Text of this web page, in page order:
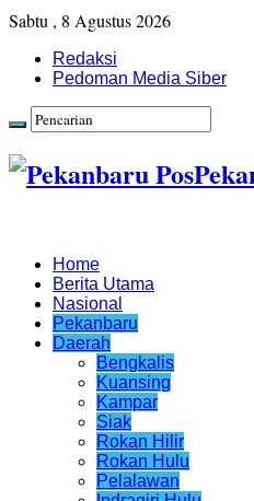
Sabtu , 8 Agustus 2026
Redaksi
Pedoman Media Siber
Home
Berita Utama
Nasional
Pekanbaru
Daerah
Bengkalis
Kuansing
Kampar
Siak
Rokan Hilir
Rokan Hulu
Pelalawan